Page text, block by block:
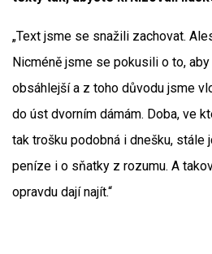
„Text jsme se snažili zachovat.
Nicméně jsme se pokusili o to,
obsáhlejší a z toho důvodu jsme
do úst dvorním dámám. Doba, ve
tak trošku podobná i dnešku, stále
peníze i o sňatky z rozumu. A
opravdu dají najít.“